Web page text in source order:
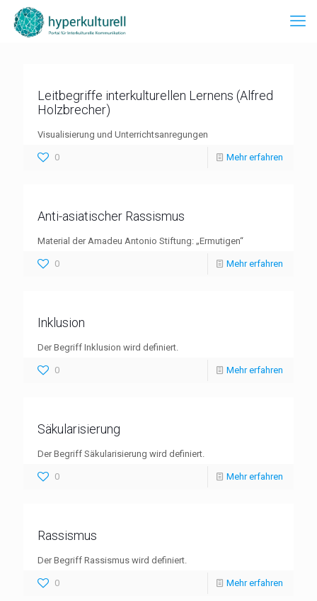
Leitbegriffe interkulturellen Lernens (Alfred
Holzbrecher)
Visualisierung und Unterrichtsanregungen
0 Mehr erfahren
Anti-asiatischer Rassismus
Material der Amadeu Antonio Stiftung: „Ermutigen“
0 Mehr erfahren
Inklusion
Der Begriff Inklusion wird definiert.
0 Mehr erfahren
Säkularisierung
Der Begriff Säkularisierung wird definiert.
0 Mehr erfahren
Rassismus
Der Begriff Rassismus wird definiert.
0 Mehr erfahren